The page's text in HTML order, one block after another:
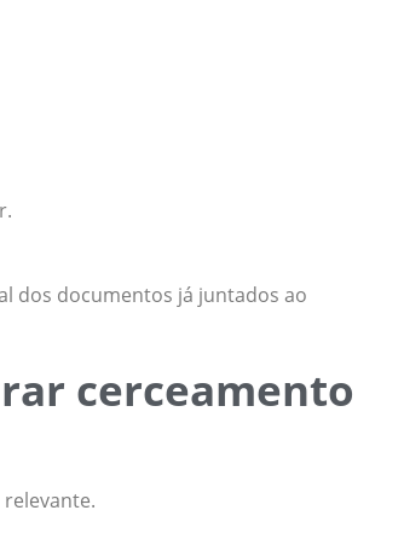
dos documentos já juntados ao
cerceamento